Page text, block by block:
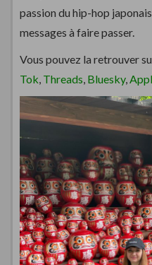
passion du hip-hop
messages à faire passer.
Vous pouvez la retrouver
Tok Threads Bluesky,